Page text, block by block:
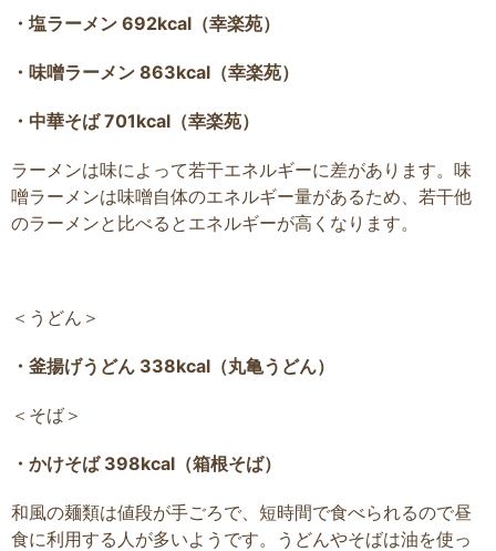
・塩ラーメン 692kcal（幸楽苑）
・味噌ラーメン 863kcal（幸楽苑）
・中華そば 701kcal（幸楽苑）
ラーメンは味によって若干エネルギーに差があります。味
噌ラーメンは味噌自体のエネルギー量があるため、若干他
のラーメンと比べるとエネルギーが高くなります。
＜うどん＞
・釜揚げうどん 338kcal（丸亀うどん）
＜そば＞
・かけそば 398kcal（箱根そば）
和風の麺類は値段が手ごろで、短時間で食べられるので昼
食に利用する人が多いようです。うどんやそばは油を使っ